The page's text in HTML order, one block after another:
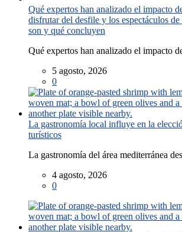
Qué expertos han analizado el impacto
disfrutar del desfile y los espectáculos
son y qué concluyen
Qué expertos han analizado el impacto
5 agosto, 2026
0
La gastronomía local influye en la
turísticos
La gastronomía del área mediterránea
4 agosto, 2026
0